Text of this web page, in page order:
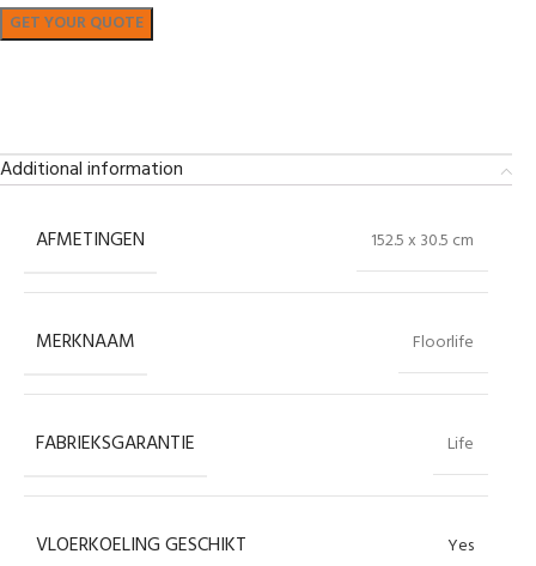
Additional information
AFMETINGEN 152.5 x 30.5 cm
MERKNAAM Floorlife
FABRIEKSGARANTIE Life
VLOERKOELING GESCHIKT Yes